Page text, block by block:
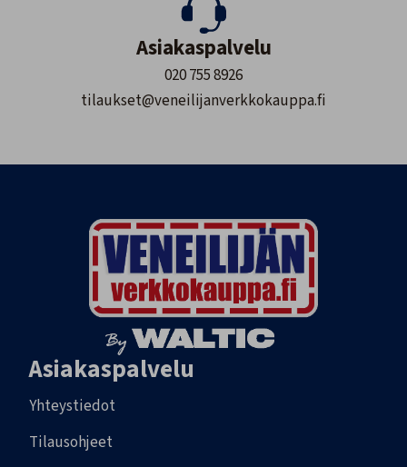
Asiakaspalvelu
020 755 8926
tilaukset@veneilijanverkkokauppa.fi
Asiakaspalvelu
Yhteystiedot
Tilausohjeet